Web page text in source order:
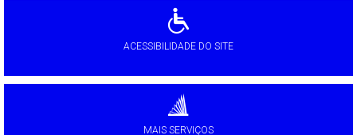
ACESSIBILIDADE DO SITE
MAIS SERVIÇOS